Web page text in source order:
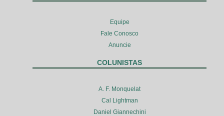
Equipe
Fale Conosco
Anuncie
COLUNISTAS
A. F. Monquelat
Cal Lightman
Daniel Giannechini